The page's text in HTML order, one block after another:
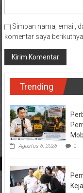
Simpan nama, email,
komentar saya
Trending
Agustus 6, 2026 0